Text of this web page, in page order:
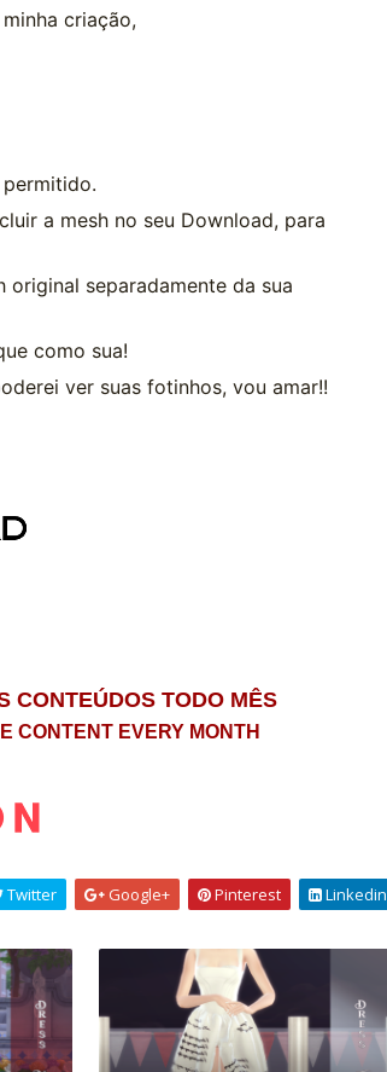
criação,
a mesh no seu Download, para
original separadamente da sua
como sua!
ver suas fotinhos, vou amar!!
CONTEÚDOS TODO MÊS
CONTENT EVERY MONTH
Twitter Google+ Pinterest Linkedin